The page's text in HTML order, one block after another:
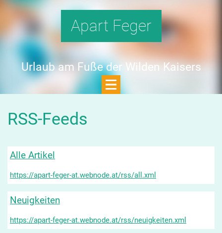
Apart Feger
Urlaub am Fuße der Wilden Kaisers
RSS-Feeds
Alle Artikel
https://apart-feger-at.webnode.at/rss/all.xml
Neuigkeiten
https://apart-feger-at.webnode.at/rss/neuigkeiten.xml